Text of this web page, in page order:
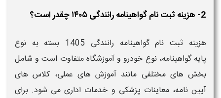
2- هزینه ثبت نام گواهینامه رانندگی ۱۴۰۵ چقدر است؟
هزینه ثبت نام گواهینامه رانندگی 1405 بسته به نوع
پایه گواهینامه، نوع خودرو و آموزشگاه متفاوت است و شامل
بخش‌ های مختلفی مانند آموزش‌ های عملی، کلاس‌ های
آیین‌ نامه، معاینات پزشکی و خدمات اداری می‌ شود. برای